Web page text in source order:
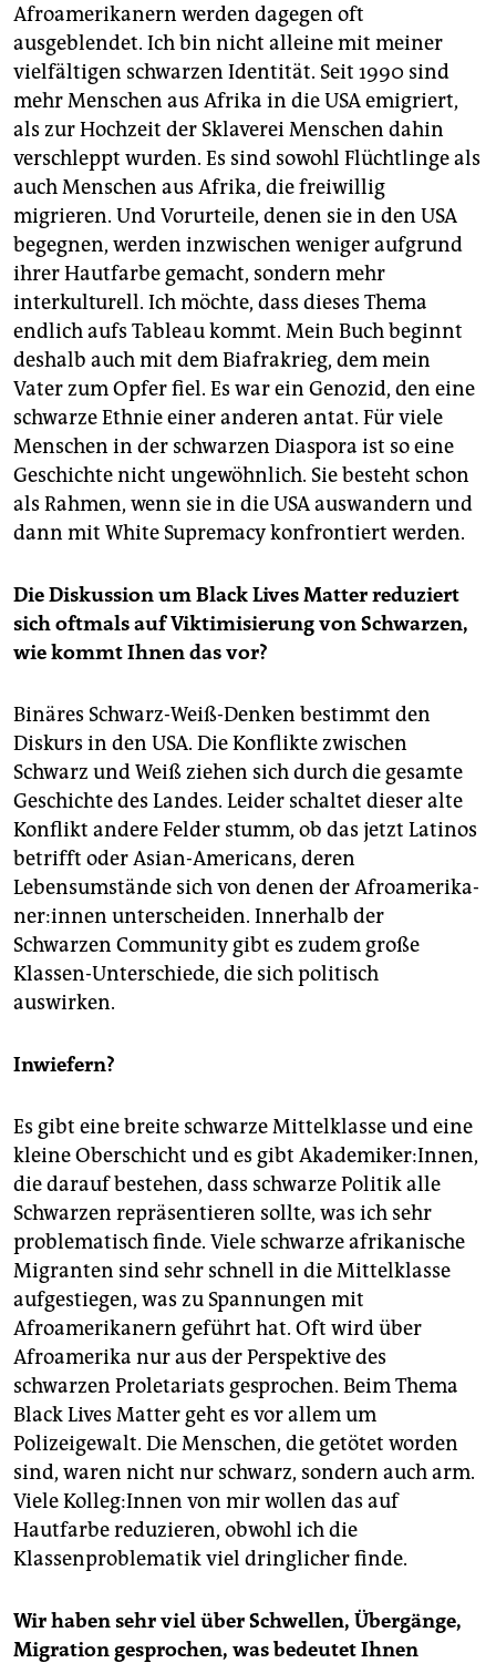
Afroamerikanern werden dagegen oft
ausgeblendet. Ich bin nicht alleine mit meiner
vielfältigen schwarzen Identität. Seit 1990 sind
mehr Menschen aus Afrika in die USA emigriert,
als zur Hochzeit der Sklaverei Menschen dahin
verschleppt wurden. Es sind sowohl Flüchtlinge als
auch Menschen aus Afrika, die freiwillig
migrieren. Und Vorurteile, denen sie in den USA
begegnen, werden inzwischen weniger aufgrund
ihrer Hautfarbe gemacht, sondern mehr
interkulturell. Ich möchte, dass dieses Thema
endlich aufs Tableau kommt. Mein Buch beginnt
deshalb auch mit dem Biafrakrieg, dem mein
Vater zum Opfer fiel. Es war ein Genozid, den eine
schwarze Ethnie einer anderen antat. Für viele
Menschen in der schwarzen Diaspora ist so eine
Geschichte nicht ungewöhnlich. Sie besteht schon
als Rahmen, wenn sie in die USA auswandern und
dann mit White Supremacy konfrontiert werden.
Die Diskussion um Black Lives Matter reduziert
sich oftmals auf Viktimisierung von Schwarzen,
wie kommt Ihnen das vor?
Binäres Schwarz-Weiß-Denken bestimmt den
Diskurs in den USA. Die Konflikte zwischen
Schwarz und Weiß ziehen sich durch die gesamte
Geschichte des Landes. Leider schaltet dieser alte
Konflikt andere Felder stumm, ob das jetzt Latinos
betrifft oder Asian-Americans, deren
Lebensumstände sich von denen der Afro­ame­ri­ka­
ne­r:in­nen unterscheiden. Innerhalb der
Schwarzen Community gibt es zudem große
Klassen-Unterschiede, die sich politisch
auswirken.
Inwiefern?
Es gibt eine breite schwarze Mittelklasse und eine
kleine Oberschicht und es gibt Akademiker:Innen,
die darauf bestehen, dass schwarze Politik alle
Schwarzen repräsentieren sollte, was ich sehr
problematisch finde. Viele schwarze afrikanische
Migranten sind sehr schnell in die Mittelklasse
aufgestiegen, was zu Spannungen mit
Afroamerikanern geführt hat. Oft wird über
Afroamerika nur aus der Perspektive des
schwarzen Proletariats gesprochen. Beim Thema
Black Lives Matter geht es vor allem um
Polizeigewalt. Die Menschen, die getötet worden
sind, waren nicht nur schwarz, sondern auch arm.
Viele Kol­le­g:In­nen von mir wollen das auf
Hautfarbe reduzieren, obwohl ich die
Klassenproblematik viel dringlicher finde.
Wir haben sehr viel über Schwellen, Übergänge,
Migration gesprochen, was bedeutet Ihnen